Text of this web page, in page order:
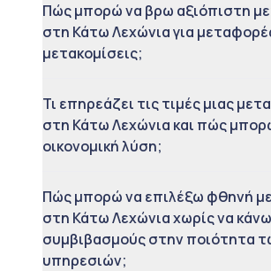
Πώς μπορώ να βρω αξιόπιστη
στη Κάτω Λεχώνια για
μετακομίσεις;
Τι επηρεάζει τις τιμές μιας
στη Κάτω Λεχώνια και πώς
οικονομική λύση;
Πώς μπορώ να επιλέξω φθηνή
στη Κάτω Λεχώνια χωρίς να κάνω
συμβιβασμούς στην ποιότητα
υπηρεσιών;